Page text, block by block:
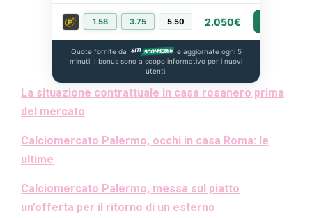
1.58 3.75 5.50 2.050€
Quote fornite da
e aggiornate ogni 5
minuti. I bonus sono a scopo informativo per i nuovi
utenti.
La situazione contrattuale in casa rosanero prima
del mercato
Calciomercato Palermo, occhi in casa Roma: le
ultime
Calciomercato Palermo, messa sul piatto
un’offerta per il ritorno di un esterno